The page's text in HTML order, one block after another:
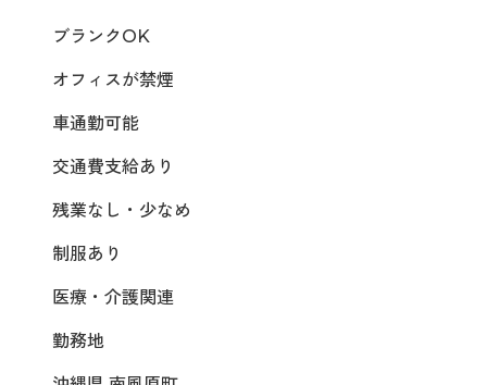
ブランクOK
オフィスが禁煙
車通勤可能
交通費支給あり
残業なし・少なめ
制服あり
医療・介護関連
勤務地